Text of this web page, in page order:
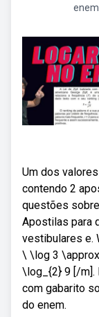
enem
Um dos
contendo 2
questões
Apostilas para
vestibulares e.
\ \log 3 \approx
\log_{2} 9 [/m].
com gabarito
do enem.